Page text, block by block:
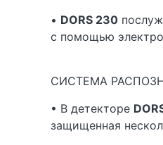
• DORS 230
с помощью
СИСТЕМА
• В детекторе
защищенная